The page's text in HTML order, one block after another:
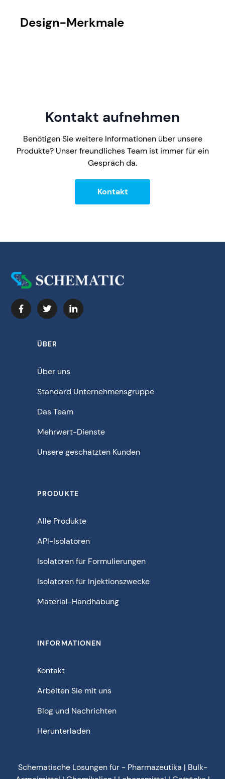
Design-Merkmale
Kontakt aufnehmen
Benötigen Sie weitere Informationen über unsere
Produkte? Unser freundliches Team ist immer für ein
Gespräch da.
Kontakt
ÜBER
Über uns
Standard Unternehmensgruppe
Das Team
Mehrwert-Dienste
Unsere geschätzten Kunden
PRODUKTE
Alle Produkte
API-Isolatoren
Isolatoren für Formulierungen
Isolatoren für Injektionszwecke
Material-Handhabung
INFORMATIONEN
Kontakt
Arbeiten Sie mit uns
Blog und Nachrichten
Herunterladen
Schematische Lösungen für - Pharmazeutika | Bulk-